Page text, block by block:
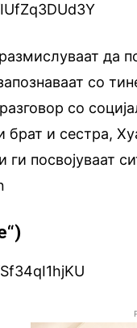
да
со
со
и сестра,
ги посвојуваат